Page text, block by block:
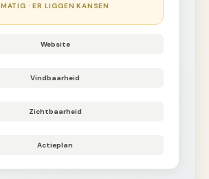
MATIG · ER LIGGEN KANSEN
Website
Vindbaarheid
Zichtbaarheid
Actieplan